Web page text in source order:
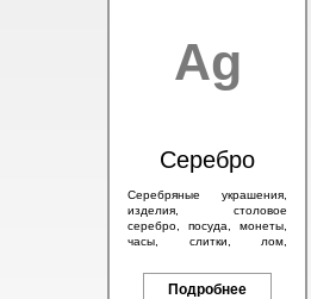
Ag
Серебро
Серебряные украшения,
изделия, столовое
серебро, посуда, монеты,
часы, слитки, лом,
пробы, в том числе с
эмалью.Подробнее